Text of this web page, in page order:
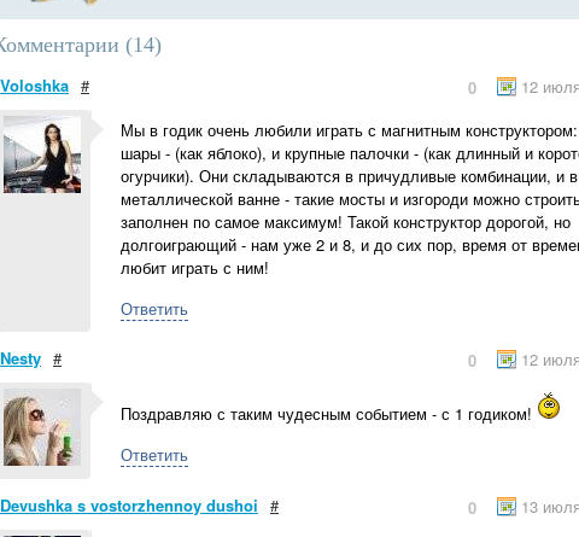
(14)
Voloshka # 12
0
Мы в годик очень любили играть с магнитным
шары - (как яблоко), и крупные палочки - (как длинный и
огурчики). Они складываются в причудливые комбинации, и в
металлической ванне - такие мосты и изгороди можно
заполнен по самое максимум! Такой конструктор дорогой, но
долгоиграющий - нам уже 2 и 8, и до сих пор, время от
любит играть с ним!
Ответить
Nesty # 12
0
Поздравляю с таким чудесным событием - с 1 годиком!
Ответить
Devushka s vostorzhennoy dushoi # 13
0